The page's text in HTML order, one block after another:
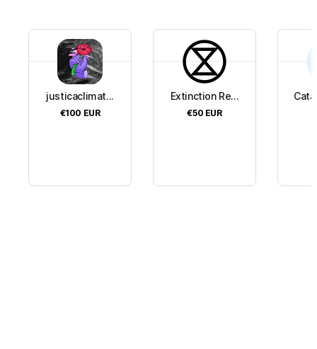
justicaclimat...
€100 EUR
Extinction Re...
€50 EUR